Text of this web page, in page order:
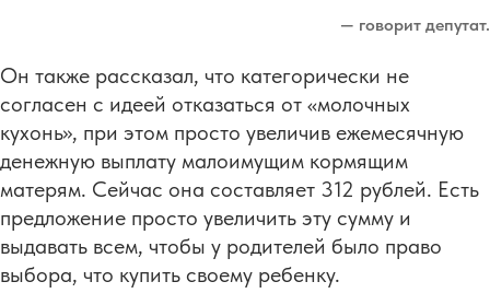
— говорит депутат.
Он также рассказал, что категорически не
согласен с идеей отказаться от «молочных
кухонь», при этом просто увеличив ежемесячную
денежную выплату малоимущим кормящим
матерям. Сейчас она составляет 312 рублей. Есть
предложение просто увеличить эту сумму и
выдавать всем, чтобы у родителей было право
выбора, что купить своему ребенку.